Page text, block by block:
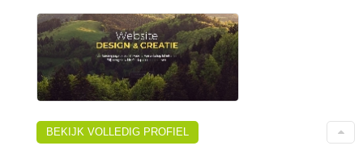
BEKIJK VOLLEDIG PROFIEL